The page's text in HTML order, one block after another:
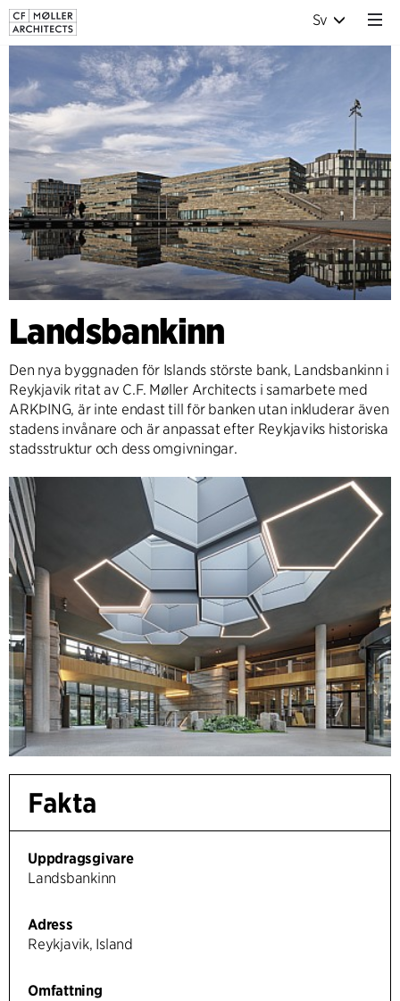
Sv
Landsbankinn
Den nya byggnaden för Islands störste bank, Landsbankinn i
Reykjavik ritat av C.F. Møller Architects i samarbete med
ARKÞING, är inte endast till för banken utan inkluderar även
stadens invånare och är anpassat efter Reykjaviks historiska
stadsstruktur och dess omgivningar.
Fakta
Uppdragsgivare
Landsbankinn
Adress
Reykjavik, Island
Omfattning